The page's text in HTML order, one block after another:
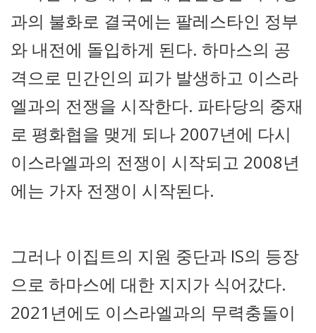
과의 불화로 결국에는 팔레스타인 정부
와 내전에 돌입하게 된다. 하마스의 공
격으로 민간인의 피가 발생하고 이스라
엘과의 전쟁을 시작한다. 파타당의 중재
로 평화협을 맺게 되나 2007년에 다시
이스라엘과의 전쟁이 시작되고 2008년
에는 가자 전쟁이 시작된다.
그러나 이집트의 지원 중단과 IS의 등장
으로 하마스에 대한 지지가 식어갔다.
2021년에도 이스라엘과의 무력충돌이